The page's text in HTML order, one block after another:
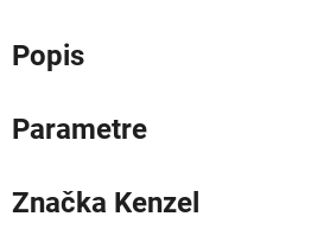
Popis
Parametre
Značka Kenzel